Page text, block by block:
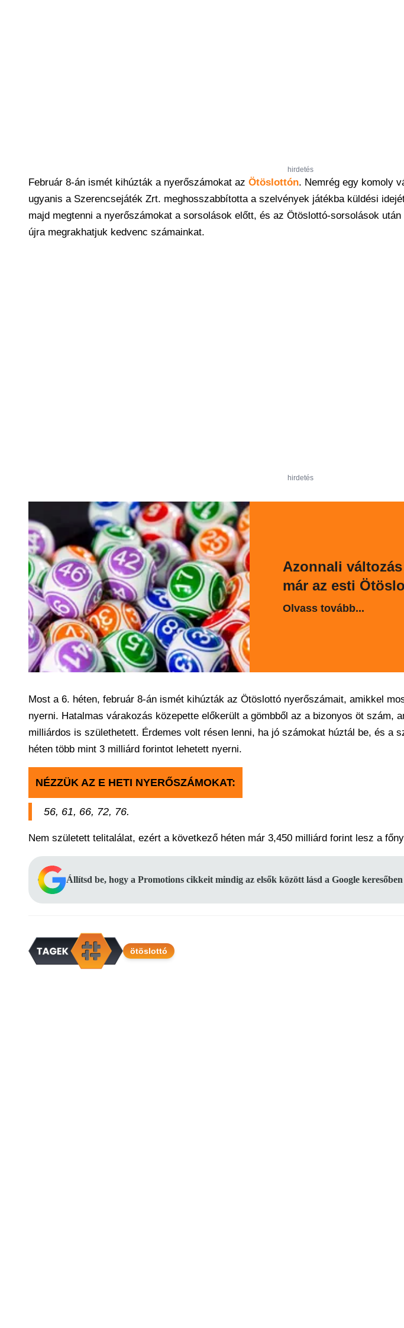
hirdetés
Február 8-án ismét kihúzták a nyerőszámokat az Ötöslottón. Nemrég egy komoly
ugyanis a Szerencsejáték Zrt. meghosszabbította a szelvények játékba küldési
majd megtenni a nyerőszámokat a sorsolások előtt, és az Ötöslottó-sorsolások
újra megrakhatjuk kedvenc számainkat.
hirdetés
Azonnali
már az esti
Olvass tovább...
Most a 6. héten, február 8-án ismét kihúzták az Ötöslottó nyerőszámait, amikkel
nyerni. Hatalmas várakozás közepette előkerült a gömbből az a bizonyos öt szám,
milliárdos is születhetett. Érdemes volt résen lenni, ha jó számokat húztál be, és a
héten több mint 3 milliárd forintot lehetett nyerni.
NÉZZÜK AZ E HETI NYERŐSZÁMOKAT:
56, 61, 66, 72, 76.
Nem született telitalálat, ezért a következő héten már 3,450 milliárd forint lesz a
Állítsd be, hogy a Promotions cikkeit mindig az elsők között lásd a Google keresőben
ötöslottó